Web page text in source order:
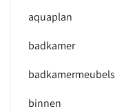
aquaplan
badkamer
badkamermeubels
binnen